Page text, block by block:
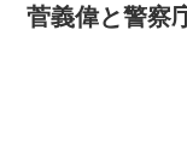
菅義偉と警察